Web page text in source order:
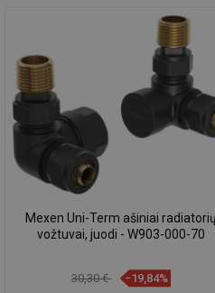
Mexen Uni-Term ašiniai radiatorių
vožtuvai, juodi - W903-000-70
30,30 € −19,84%